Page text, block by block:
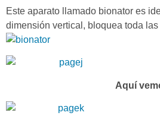
Este aparato llamado bionator es
dimensión vertical, bloquea toda
Aquí